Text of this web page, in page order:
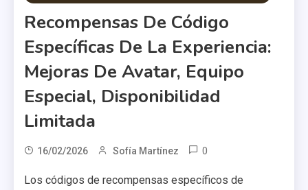
Recompensas De Código
Específicas De La Experiencia:
Mejoras De Avatar, Equipo
Especial, Disponibilidad
Limitada
16/02/2026 Sofía Martínez 0
Los códigos de recompensas específicos de